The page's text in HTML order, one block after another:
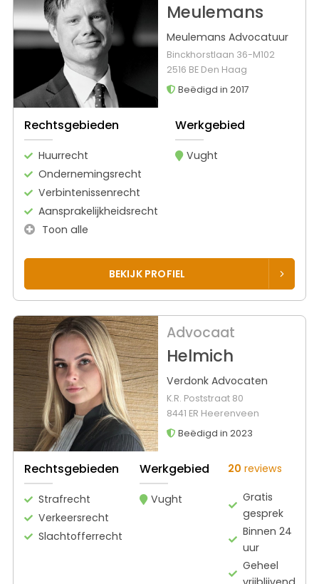
Meulemans
Meulemans Advocatuur
Binckhorstlaan 36-M102
2516 BE Den Haag
Beëdigd in 2017
Rechtsgebieden
Huurrecht
Ondernemingsrecht
Verbintenissenrecht
Aansprakelijkheidsrecht
Toon alle
Werkgebied
Vught
BEKIJK PROFIEL
Advocaat
Helmich
Verdonk Advocaten
K.R. Poststraat 80
8441 ER Heerenveen
Beëdigd in 2023
Rechtsgebieden
Strafrecht
Verkeersrecht
Slachtofferrecht
Werkgebied
Vught
20 reviews
Gratis
gesprek
Binnen 24
uur
Geheel